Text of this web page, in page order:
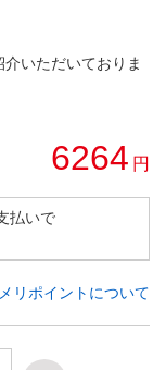
いただいておりま
6264 円
払いで
リポイントについて